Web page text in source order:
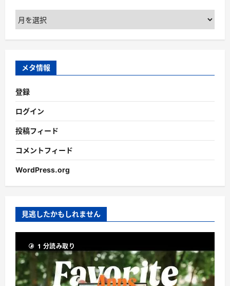
ア
ー
カ
ブ
メタ情報
登録
ログイン
投稿フィード
コメントフィード
WordPress.org
見逃したかもしれません
1 分読み取り